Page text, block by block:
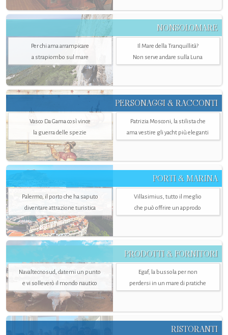
NONSOLOMARE
Per chi ama arrampicare
a strapiombo sul mare
Il Mare della Tranquillità?
Non serve andare sulla Luna
PERSONAGGI & RACCONTI
Vasco Da Gama così vince
la guerra delle spezie
Patrizia Mosconi, la stilista che
ama vestire gli yacht più eleganti
PORTI & MARINA
Palermo, il porto che ha saputo
diventare attrazione turistica
Villasimius, tutto il meglio
che può offrire un approdo
PRODOTTI & FORNITORI
Navaltecnosud, datemi un punto
e vi solleverò il mondo nautico
Egaf, la bussola per non
perdersi in un mare di pratiche
RISTORANTI